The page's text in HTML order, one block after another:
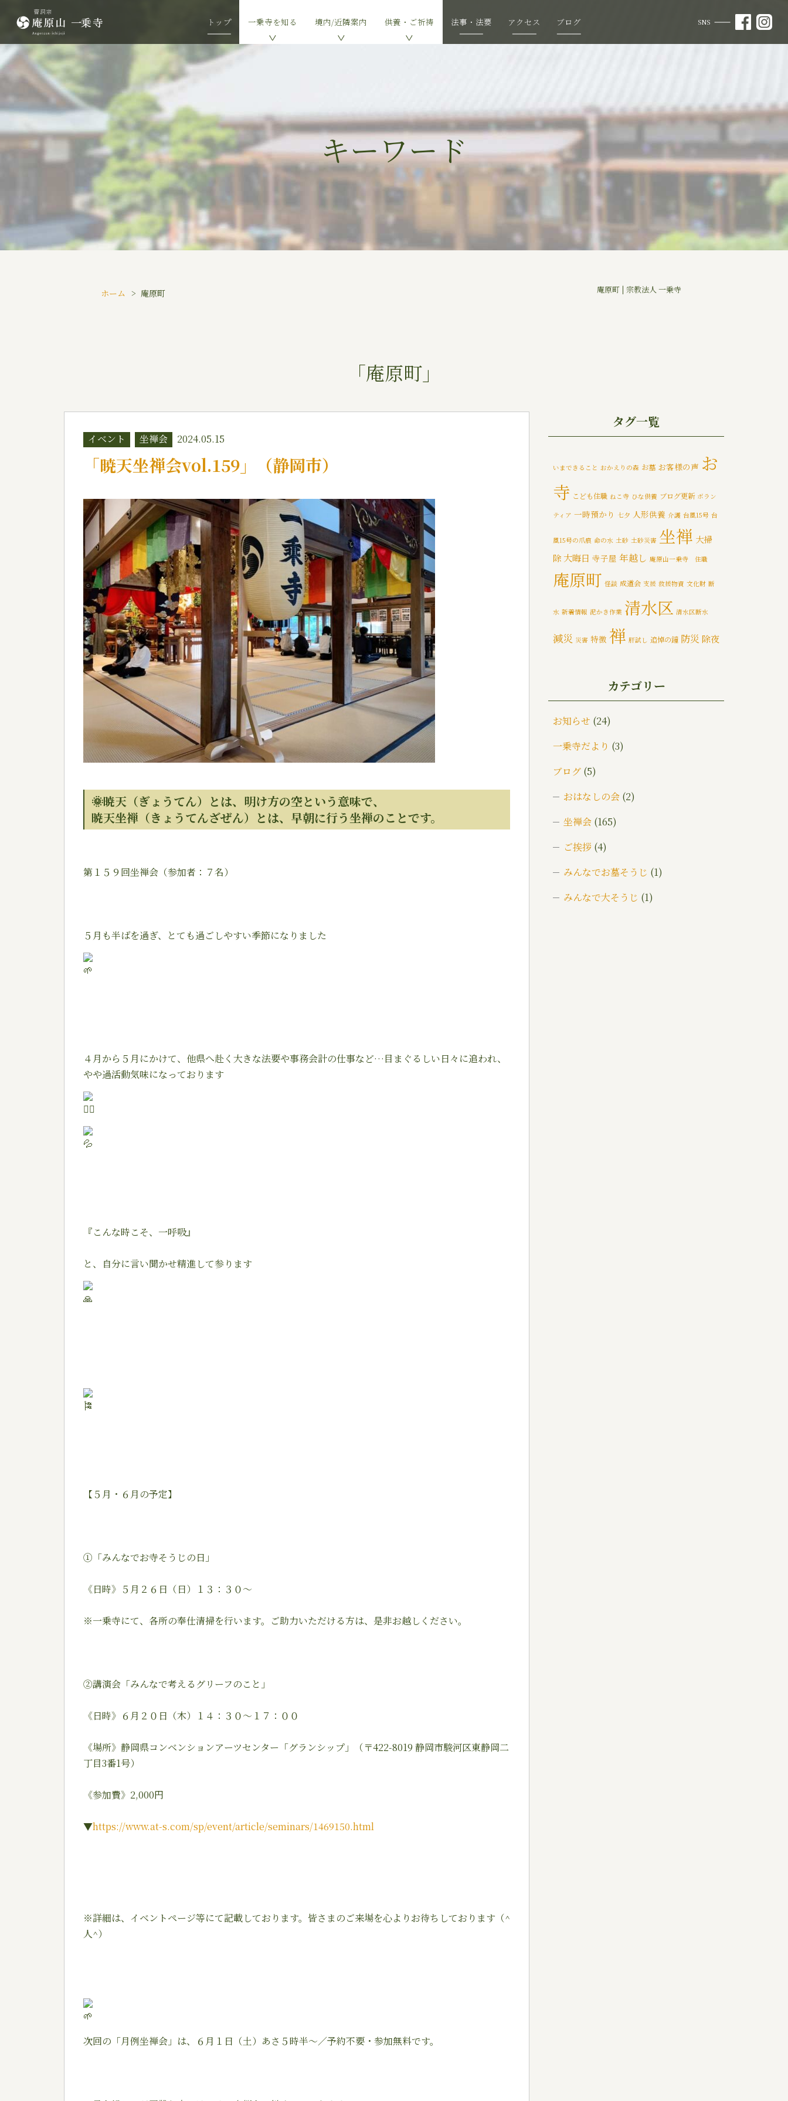
庵原町 | 宗教法人 一乗寺
トップ 一乗寺を知る 境内/近隣案内 供養・ご祈祷 法事・法要 アクセス ブログ
キーワード
ホーム 庵原町
「庵原町」
イベント 坐禅会 2024.05.15
「暁天坐禅会vol.159」（静岡市）
🌞暁天（ぎょうてん）とは、明け方の空という意味で、
暁天坐禅（きょうてんざぜん）とは、早朝に行う坐禅のことです。
第１５９回坐禅会（参加者：７名）
５月も半ばを過ぎ、とても過ごしやすい季節になりました
４月から５月にかけて、他県へ赴く大きな法要や事務会計の仕事など…目まぐるしい日々に追われ、
やや過活動気味になっております
『こんな時こそ、一呼吸』
と、自分に言い聞かせ精進して参ります
【５月・６月の予定】
①「みんなでお寺そうじの日」
《日時》５月２６日（日）１３：３０〜
※一乗寺にて、各所の奉仕清掃を行います。ご助力いただける方は、是非お越しください。
②講演会「みんなで考えるグリーフのこと」
《日時》６月２０日（木）１４：３０～１７：００
《場所》静岡県コンベンションアーツセンター「グランシップ」（〒422-8019 静岡市駿河区東静岡二
丁目3番1号）
《参加費》2,000円
▼https://www.at-s.com/sp/event/article/seminars/1469150.html
※詳細は、イベントページ等にて記載しております。皆さまのご来場を心よりお待ちしております（^
人^）
次回の「月例坐禅会」は、６月１日（土）あさ５時半～／予約不要・参加無料です。
タグ一覧
いまできること おかえりの森 お墓 お客様の声 お
寺 こども住職 ねこ寺 ひな供養 ブログ更新 ボラン
ティア 一時預かり 七夕 人形供養 介護 台風15号 台
風15号の爪痕 命の水 土砂 土砂災害 坐禅 大掃
除 大晦日 寺子屋 年越し 庵原山一乗寺 住職
庵原町 怪談 成道会 支援 救援物資 文化財 断
水 新着情報 泥かき作業 清水区 清水区断水
減災 災害 特徴 禅 肝試し 追悼の鐘 防災 除夜
カテゴリー
お知らせ (24)
一乗寺だより (3)
ブログ (5)
おはなしの会(2)
坐禅会(165)
ご挨拶 (4)
みんなでお墓そうじ (1)
みんなで大そうじ (1)